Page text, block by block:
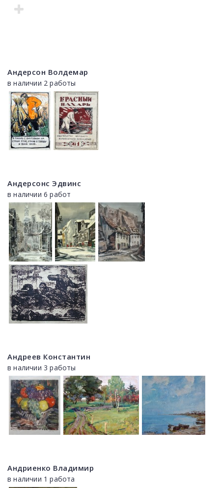
Андерсон Волдемар
в наличии 2 работы
Андерсонс Эдвинс
в наличии 6 работ
Андреев Константин
в наличии 3 работы
Андриенко Владимир
в наличии 1 работа